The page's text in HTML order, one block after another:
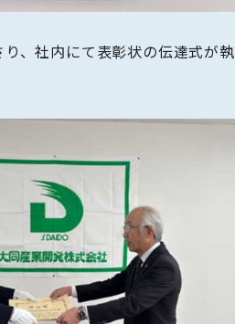
、社内にて表彰状の伝達式が執